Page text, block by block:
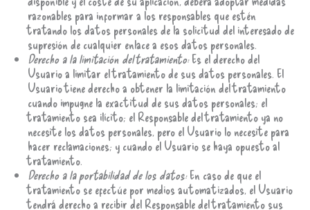
razonables para informar a los responsables que estén
tratando los datos personales de la solicitud del interesado de
supresión de cualquier enlace a esos datos personales.
Derecho a la limitación del tratamiento:Es el derecho del
Usuario a limitar el tratamiento de sus datos personales. El
Usuario tiene derecho a obtener la limitación del tratamiento
cuando impugne la exactitud de sus datos personales; el
tratamiento sea ilícito; el Responsable del tratamiento ya no
necesite los datos personales, pero el Usuario lo necesite para
hacer reclamaciones; y cuando el Usuario se haya opuesto al
tratamiento.
Derecho a la portabilidad de los datos:En caso de que el
tratamiento se efectúe por medios automatizados, el Usuario
tendrá derecho a recibir del Responsable del tratamiento sus